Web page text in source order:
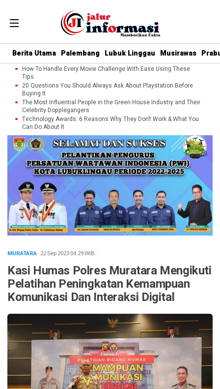
Berita Utama Palembang Lubuk Linggau Musirawas
How To Handle Every Movie Challenge With Ease Using These
Tips
20 Questions You Should Always Ask About Playstation Before
Buying It
The Most Influential People in the Green House Industry and Their
Celebrity Dopplegangers
Technology Awards: 6 Reasons Why They Don’t Work & What You
Can Do About It
MURATARA· 22 Sep 202304:29WIB ·
Kasi Humas Polres Muratara Mengikuti
Pelatihan Peningkatan Kemampuan
Komunikasi Dan Interaksi Digital